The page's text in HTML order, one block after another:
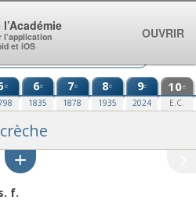
e 6e
1835
7e
1878
8e
1935
9e
2024
10e
E.C.
crèche
f.
l’application
et iOS
OUVRIR